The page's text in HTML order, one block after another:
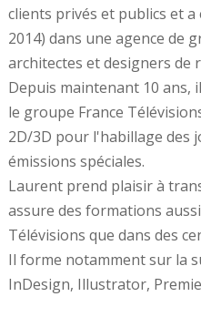
clients privés et publics et a
2014) dans une agence de
architectes et designers de
Depuis maintenant 10
le groupe France
2D/3D pour l'habillage des
émissions spéciales.
Laurent prend plaisir à
assure des formations
Télévisions que dans des
Il forme notamment sur la
InDesign, Illustrator,